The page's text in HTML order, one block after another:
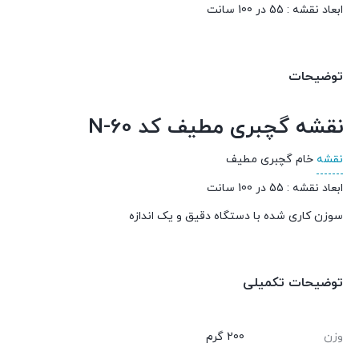
ابعاد نقشه : 55 در 100 سانت
توضیحات
نقشه گچبری مطیف کد N-60
نقشه خام گچبری مطیف
ابعاد نقشه : 55 در 100 سانت
سوزن کاری شده با دستگاه دقیق و یک اندازه
توضیحات تکمیلی
وزن 200 گرم